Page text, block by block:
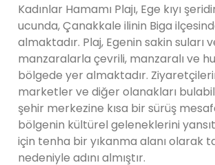
Kadınlar Hamamı Plajı, Ege kıyı
ucunda, Çanakkale ilinin Biga
almaktadır. Plaj, Egenin sakin suları
manzaralarla çevrili, manzaralı ve
bölgede yer almaktadır.
marketler ve diğer olanakları
şehir merkezine kısa bir sürüş
bölgenin kültürel geleneklerini
için tenha bir yıkanma alanı olarak
nedeniyle adını almıştır.